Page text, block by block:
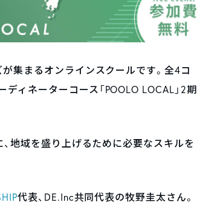
集まるオンラインスクールです。全4コ
ィネーターコース「POOLO LOCAL」2期
地域を盛り上げるために必要なスキルを
代表、DE.Inc共同代表の牧野圭太さん。